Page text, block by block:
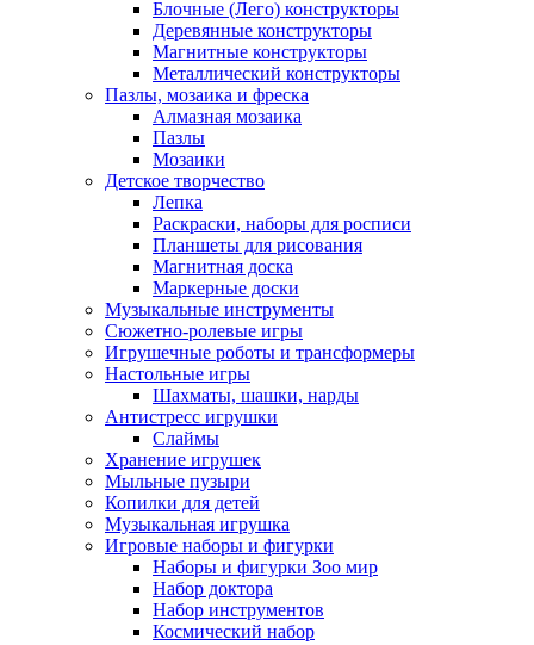
Блочные (Лего) конструкторы
Деревянные конструкторы
Магнитные конструкторы
Металлический конструкторы
Пазлы, мозаика и фреска
Алмазная мозаика
Пазлы
Мозаики
Детское творчество
Лепка
Раскраски, наборы для росписи
Планшеты для рисования
Магнитная доска
Маркерные доски
Музыкальные инструменты
Сюжетно-ролевые игры
Игрушечные роботы и трансформеры
Настольные игры
Шахматы, шашки, нарды
Антистресс игрушки
Слаймы
Хранение игрушек
Мыльные пузыри
Копилки для детей
Музыкальная игрушка
Игровые наборы и фигурки
Наборы и фигурки Зоо мир
Набор доктора
Набор инструментов
Космический набор